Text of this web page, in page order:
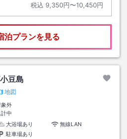
税込 9,350円〜10,450円
泊プランを見る
豆島
地図
外
中
大浴場あり
無線LAN
駐車場あり